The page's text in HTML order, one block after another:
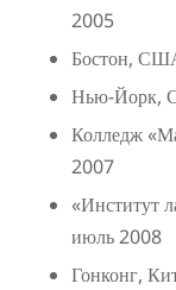
2005
Бостон,
Нью-Йорк,
Колледж
2007
«Институт
июль 2008
Гонконг,